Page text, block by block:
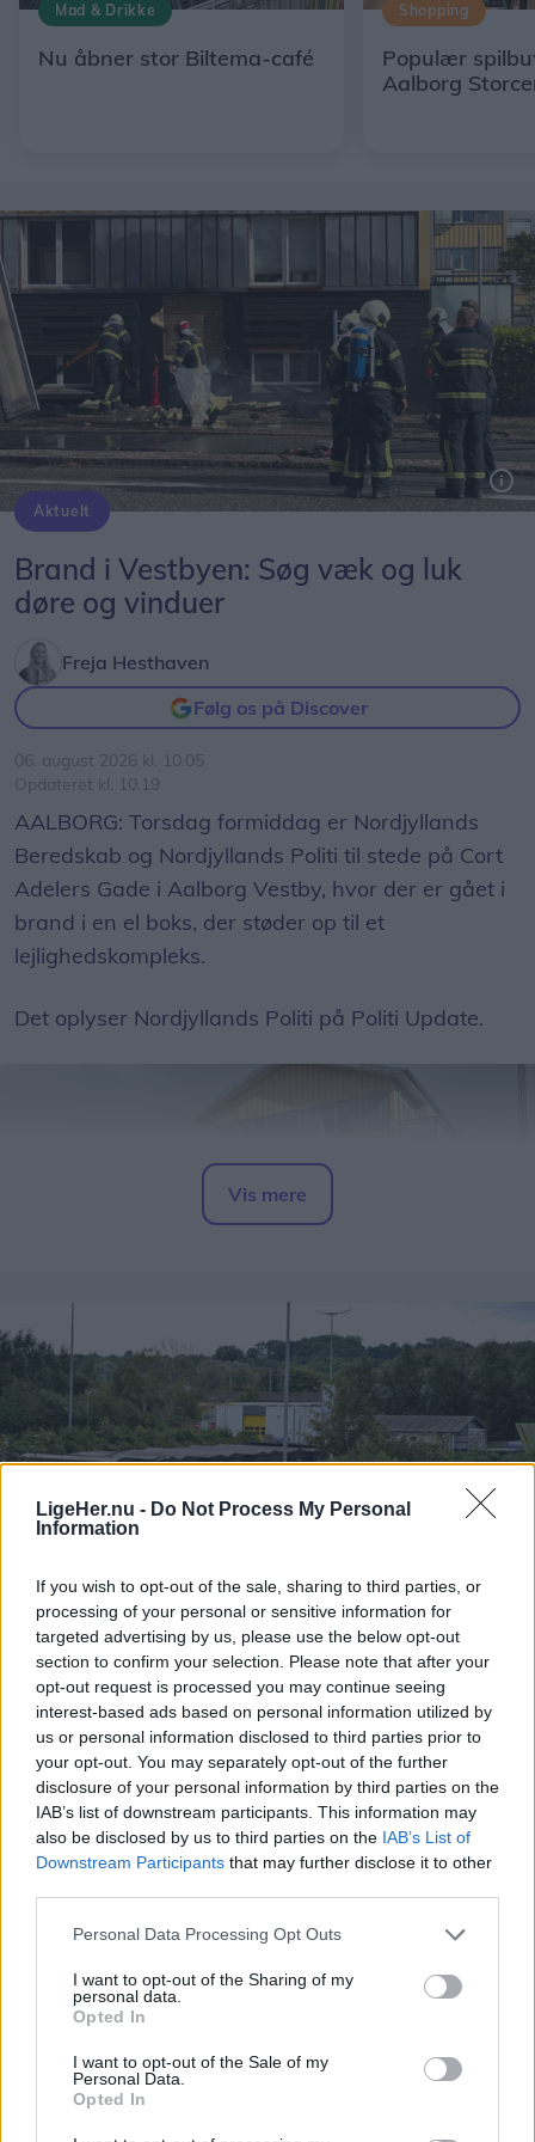
LigeHer.nu - Do Not Process My Personal
Information
If you wish to opt-out of the sale, sharing to third parties, or
processing of your personal or sensitive information for
targeted advertising by us, please use the below opt-out
section to confirm your selection. Please note that after your
opt-out request is processed you may continue seeing
interest-based ads based on personal information utilized by
us or personal information disclosed to third parties prior to
your opt-out. You may separately opt-out of the further
disclosure of your personal information by third parties on the
IAB’s list of downstream participants. This information may
also be disclosed by us to third parties on the IAB’s List of
Downstream Participants that may further disclose it to other
Personal Data Processing Opt Outs
I want to opt-out of the Sharing of my
personal data.
Opted In
I want to opt-out of the Sale of my
Personal Data.
Opted In
Mad & Drikke
Nu åbner stor Biltema-café
Shopping
Populær
Aalborg
Aktuelt
Brand i Vestbyen: Søg væk og luk
døre og vinduer
Freja Hesthaven
Følg os på Discover
06. august 2026 kl. 10.05
Opdateret kl. 10.19
AALBORG: Torsdag formiddag er Nordjyllands
Beredskab og Nordjyllands Politi til stede på Cort
Adelers Gade i Aalborg Vestby, hvor der er gået i
brand i en el boks, der støder op til et
lejlighedskompleks.
Det oplyser Nordjyllands Politi på Politi Update.
Alle borgere i området bedes søge væk fra røgen,
samt lukke for døre, vinduer og ventilation.
Opdateres...
Vis mere
Aktuelt
Nu lukker genbrugsplads: Her skal du
køre hen i stedet
Emilie Nesheim Shaw
Følg os på Discover
AALBORG: Skal du på genbrugsplads, er det en
god idé at tjekke adressen, inden du kører
hjemmefra.
Fra mandag 10. august til fredag 21. august
holder genbrugspladsen på Over Kæret i Aalborg